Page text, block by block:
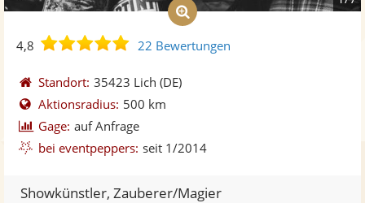
4,8
4,8
5
Sternen
22 Bewertungen
Standort: 35423 Lich (DE)
Aktionsradius: 500 km
Gage: auf Anfrage
bei eventpeppers: seit 1/2014
Showkünstler, Zauberer/Magier